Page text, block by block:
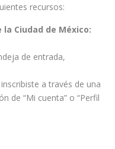
recursos:
Ciudad de México:
de entrada,
a través de una
de “Mi cuenta” o “Perfil